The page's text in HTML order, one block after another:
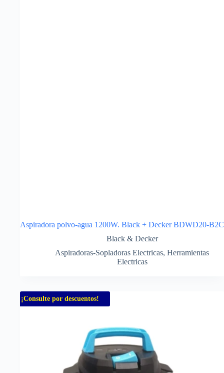
Aspiradora polvo-agua 1200W. Black + Decker BDWD20-B2C
Black & Decker
Aspiradoras-Sopladoras Electricas, Herramientas
Electricas
¡Consulte por descuentos!